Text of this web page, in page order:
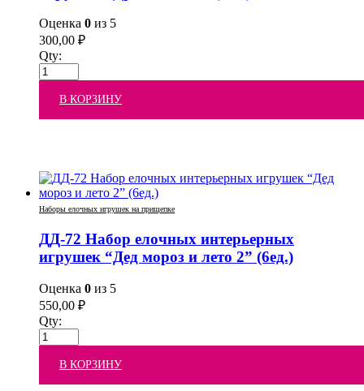
Оценка 0 из 5
300,00 ₽
Qty:
В КОРЗИНУ
Наборы елочных игрушек на прищепке
ДД-72 Набор елочных интерьерных
игрушек “Дед мороз и лето 2” (6ед.)
Оценка 0 из 5
550,00 ₽
Qty:
В КОРЗИНУ